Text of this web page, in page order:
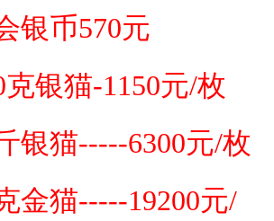
银币570元
克银猫-1150元/枚
银猫-----6300元/枚
金猫-----19200元/